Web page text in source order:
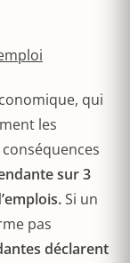
qui
les
sur 3
Si un
pas
déclarent